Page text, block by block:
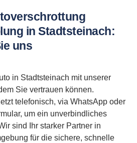
in Stadtsteinach:
uns
in Stadtsteinach mit unserer
Sie vertrauen können.
telefonisch, via WhatsApp oder
um ein unverbindliches
sind Ihr starker Partner in
für die sichere, schnelle